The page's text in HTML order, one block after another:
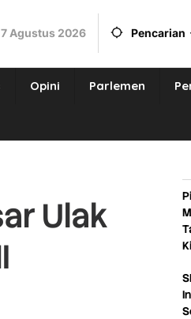
Agustus 2026 Pencarian
Opini Parlemen
Ulak